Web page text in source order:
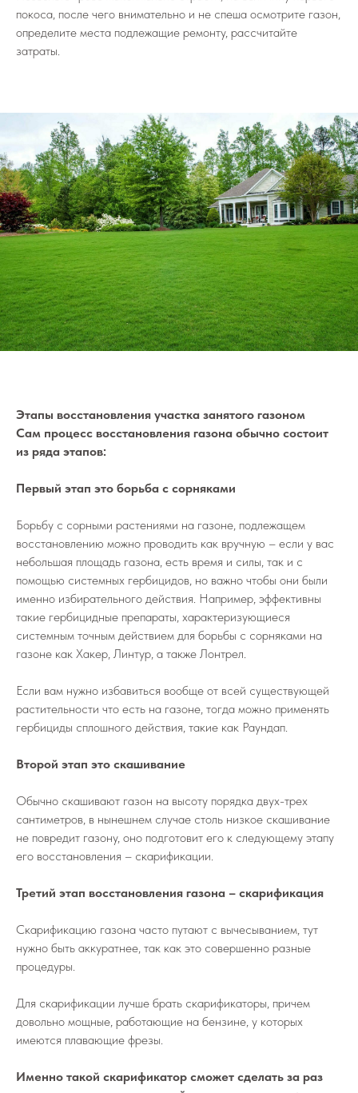
покоса, после чего внимательно и не спеша осмотрите газон,
определите места подлежащие ремонту, рассчитайте
затраты.
Этапы восстановления участка занятого газоном
Сам процесс восстановления газона обычно состоит
из ряда этапов:
Первый этап это борьба с сорняками
Борьбу с сорными растениями на газоне, подлежащем
восстановлению можно проводить как вручную – если у вас
небольшая площадь газона, есть время и силы, так и с
помощью системных гербицидов, но важно чтобы они были
именно избирательного действия. Например, эффективны
такие гербицидные препараты, характеризующиеся
системным точным действием для борьбы с сорняками на
газоне как Хакер, Линтур, а также Лонтрел.
Если вам нужно избавиться вообще от всей существующей
растительности что есть на газоне, тогда можно применять
гербициды сплошного действия, такие как Раундап.
Второй этап это скашивание
Обычно скашивают газон на высоту порядка двух-трех
сантиметров, в нынешнем случае столь низкое скашивание
не повредит газону, оно подготовит его к следующему этапу
его восстановления – скарификации.
Третий этап восстановления газона – скарификация
Скарификацию газона часто путают с вычесыванием, тут
нужно быть аккуратнее, так как это совершенно разные
процедуры.
Для скарификации лучше брать скарификаторы, причем
довольно мощные, работающие на бензине, у которых
имеются плавающие фрезы.
Именно такой скарификатор сможет сделать за раз